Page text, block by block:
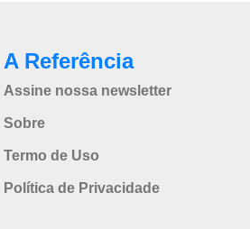
A Referência
Assine nossa newsletter
Sobre
Termo de Uso
Política de Privacidade